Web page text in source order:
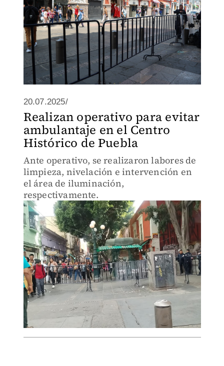
20.07.2025/
Realizan operativo para evitar
ambulantaje en el Centro
Histórico de Puebla
Ante operativo, se realizaron labores de
limpieza, nivelación e intervención en
el área de iluminación,
respectivamente.